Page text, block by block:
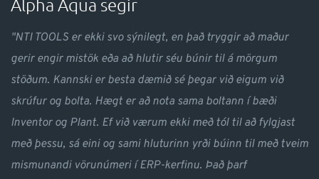
Alpha Aqua segir
"NTI TOOLS er ekki svo sýnilegt, en það tryggir að maður
gerir engir mistök eða að hlutir séu búnir til á mörgum
stöðum. Kannski er besta dæmið sé þegar við eigum við
skrúfur og bolta. Hægt er að nota sama boltann í bæði
Inventor og Plant. Ef við værum ekki með tól til að fylgjast
með þessu, sá eini og sami hluturinn yrði búinn til með tveim
mismunandi vörunúmeri í ERP-kerfinu. Það þarf